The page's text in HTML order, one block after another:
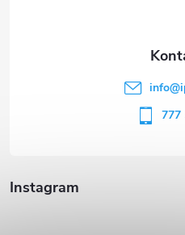
Instagram
info@
777